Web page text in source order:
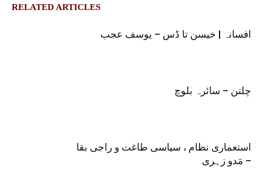
RELATED ARTICLES
افسانہ | خیسن تا ڈس – یوسف عجب
استعماری نظام ، سیاسی طاغت و راجی بقا
– مَدو زہری